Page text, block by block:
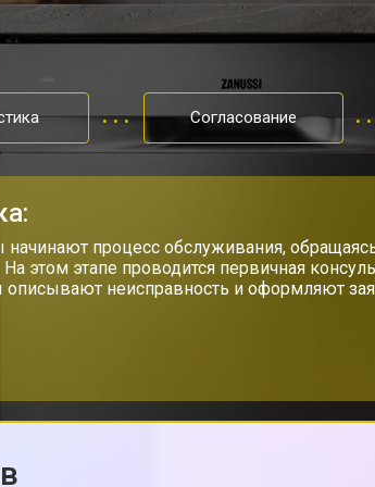
от 60 мин
от 50 мин
от 40
Согласование
начинают процесс обслуживания,
На этом этапе проводится первичная
описывают неисправность и оформляют